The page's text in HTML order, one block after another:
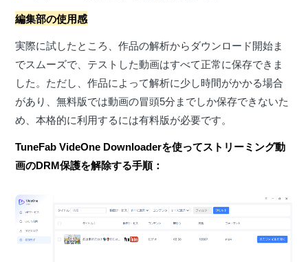
編集部の使用感
実際に試したところ、作品の解析からダウンロード開始ま
でスムーズで、テストした動画はすべて正常に保存できま
した。ただし、作品によって解析に少し時間がかかる場合
があり、無料版では動画の冒頭5分までしか保存できないた
め、本格的に利用するには有料版が必要です。
TuneFab VideOne Downloaderを使ってストリーミング動
画のDRM保護を解除する手順：